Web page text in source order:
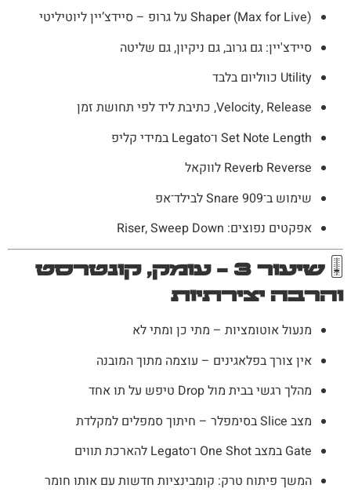
Shaper (Max for Live) על גרופ – סיידצ’יין ליוטיליטי
סיידצ'יין: גם גרוב, גם ניקיון, גם שליטה
Utility כווליום בלבד
Velocity, Release, כתיבת ליד לפי תחושת זמן
Set Note Length ו־Legato במידי קליפ
Reverb Reverse לווקאל
שימוש ב־Snare 909 לבילד־אפ
אפקטים נפוצים: Riser, Sweep Down
🎚
שיעור 3 – עומק, קונטרסט
והרבה יצירתיות
מנעול אוטומציות – מתי כן ומתי לא
אין צורך בפלאגינים – עוצמה מתוך המובנה
מהלך רגשי בבית מול Drop טיפש על תו אחד
מצב Slice בסימפלר – חיתוך סמפלים למקלדת
Gate במצב One Shot ו־Legato להארכת תווים
המשך פיתוח טרק: קומבינציות חדשות עם אותו חומר